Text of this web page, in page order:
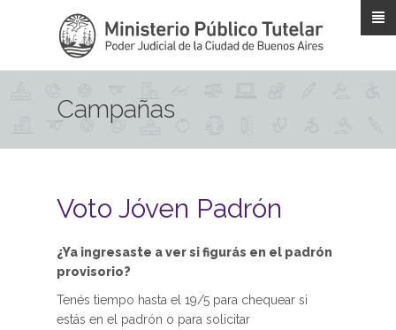
Campañas
Voto Jóven Padrón
¿Ya ingresaste a ver si figurás en el padrón
provisorio?
Tenés tiempo hasta el 19/5 para chequear si
estás en el padrón o para solicitar